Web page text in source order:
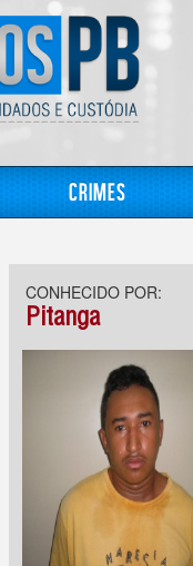
Crimes
CONHECIDO POR:
Pitanga